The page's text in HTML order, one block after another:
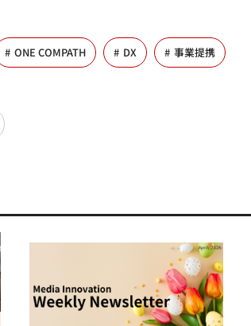
ONE COMPATH DX 事業提携